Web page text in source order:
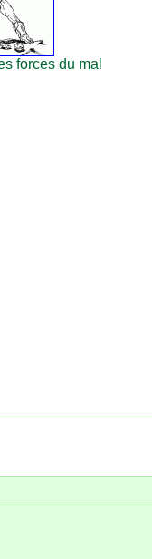
forces du mal